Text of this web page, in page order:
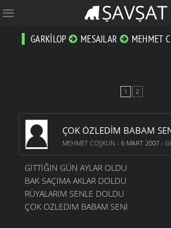
GARKILOP MESAJLAR MEHMET
1 2
ÇOK ÖZLEDİM BABAM
MEHMET COŞKUN - 6 MART 2007 -
GİTTİĞİN GÜN AYLAR OLDU
BAK SAÇIMA AKLAR DOLDU
RÜYALARIM SENLE DOLDU
ÇOK OZLEDIM BABAM SENİ